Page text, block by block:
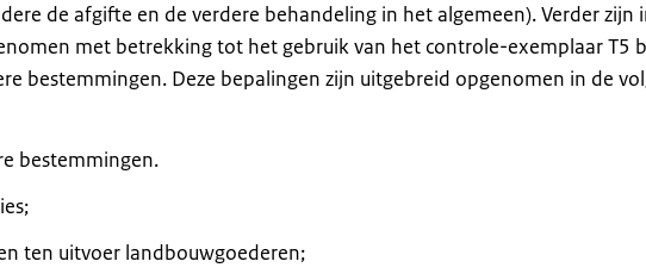
de afgifte en de verdere behandeling in het algemeen). Verder zijn
met betrekking tot het gebruik van het controle-exemplaar T5
bestemmingen. Deze bepalingen zijn uitgebreid opgenomen in de
bestemmingen.
ten uitvoer landbouwgoederen;